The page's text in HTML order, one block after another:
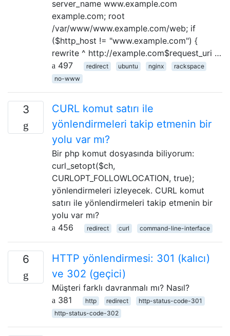
server_name www.example.com
example.com; root
/var/www/www.example.com/web; if
($http_host != "www.example.com") {
rewrite ^ http://example.com$request_uri …
497
redirect ubuntu nginx
rackspace
no-www
3
CURL komut satırı ile
yönlendirmeleri takip etmenin bir
yolu var mı?
Bir php komut dosyasında biliyorum:
curl_setopt($ch,
CURLOPT_FOLLOWLOCATION, true);
yönlendirmeleri izleyecek. CURL komut
satırı ile yönlendirmeleri takip etmenin bir
yolu var mı?
456
redirect curl command-line-interface
6
HTTP yönlendirmesi: 301 (kalıcı)
ve 302 (geçici)
Müşteri farklı davranmalı mı? Nasıl?
381
http redirect
http-status-code-301
http-status-code-302